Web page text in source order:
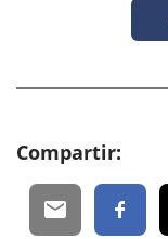
Compartir: